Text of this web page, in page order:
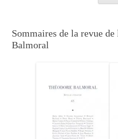
Sommaires de la revue
Balmoral